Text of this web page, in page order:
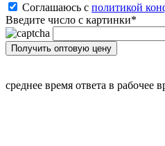
Соглашаюсь с политикой
Введите число с картинки*
среднее время ответа в рабочее